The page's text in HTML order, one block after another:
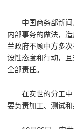
中国商务部新
内部事务的做法，
兰政府不顾中方多
设性态度和行动，
全部责任。
在安世的分工
要负责加工、测试和